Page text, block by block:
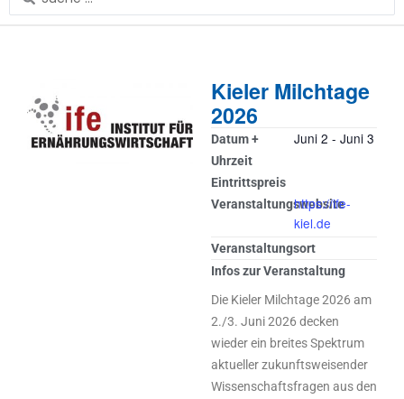
...
Kieler Milchtage
2026
Datum +
Uhrzeit
Juni 2 - Juni 3
Eintrittspreis
Veranstaltungswebsite
https://ife-
kiel.de
Veranstaltungsort
Infos zur Veranstaltung
Die Kieler Milchtage 2026 am
2./3. Juni 2026 decken
wieder ein breites Spektrum
aktueller zukunftsweisender
Wissenschaftsfragen aus den